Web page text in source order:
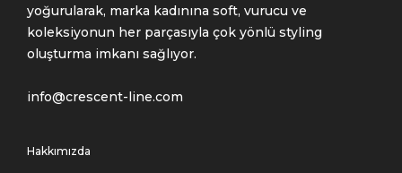
yoğurularak, marka kadınına soft, vurucu ve
koleksiyonun her parçasıyla çok yönlü styling
oluşturma imkanı sağlıyor.
info@crescent-line.com
Hakkımızda